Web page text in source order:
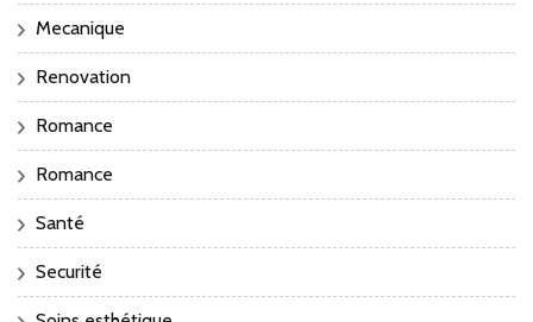
Mecanique
Renovation
Romance
Romance
Santé
Securité